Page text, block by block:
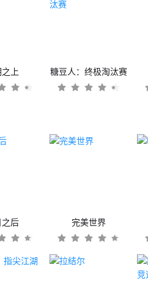
上 糖豆人：终极淘汰赛
后 完美世界